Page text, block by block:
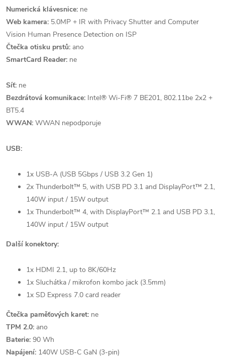
Numerická klávesnice: ne
Web kamera: 5.0MP + IR with Privacy Shutter and Computer
Vision Human Presence Detection on ISP
Čtečka otisku prstů: ano
SmartCard Reader: ne
Síť: ne
Bezdrátová komunikace: Intel® Wi-Fi® 7 BE201, 802.11be 2x2 +
BT5.4
WWAN: WWAN nepodporuje
USB:
1x USB-A (USB 5Gbps / USB 3.2 Gen 1)
2x Thunderbolt™ 5, with USB PD 3.1 and DisplayPort™ 2.1,
140W input / 15W output
1x Thunderbolt™ 4, with DisplayPort™ 2.1 and USB PD 3.1,
140W input / 15W output
Další konektory:
1x HDMI 2.1, up to 8K/60Hz
1x Sluchátka / mikrofon kombo jack (3.5mm)
1x SD Express 7.0 card reader
Čtečka paměťových karet: ne
TPM 2.0: ano
Baterie: 90 Wh
Napájení: 140W USB-C GaN (3-pin)